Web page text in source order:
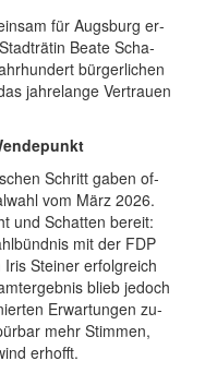
für Augs­burg er­
Be­ate Scha­
bür­ger­li­chen
jah­re­lange Ver­trauen
Schritt gaben of­
vom März 2026.
und Schat­ten be­reit:
mit der FDP
Stei­ner er­folg­reich
blieb je­doch
Er­war­tun­gen zu­
mehr Stim­men,
er­hofft.